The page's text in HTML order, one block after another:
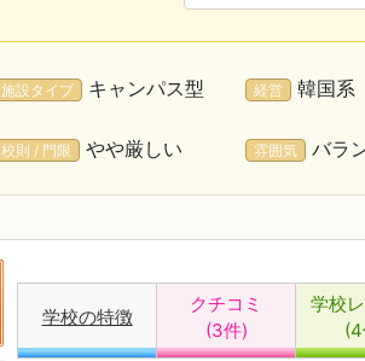
施設タイプ キャンパス型 経営 韓国系
校則 / 門限 やや厳しい 雰囲気 バラ
学校の特徴
クチコミ
(3件)
学校